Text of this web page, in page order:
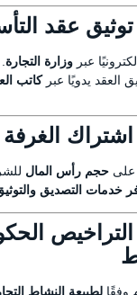
عبروزارة التجارة .
العقد يدويًا عبركاتب
حجم رأس المال
خدمات التصديق والتوثيق
التراخيص
لطبيعة النشاط